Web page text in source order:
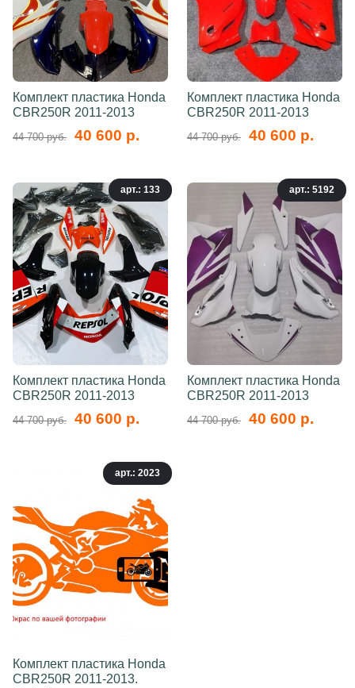
Комплект пластика Honda
CBR250R 2011-2013
44 700 руб. 40 600 р.
Комплект пластика Honda
CBR250R 2011-2013
44 700 руб. 40 600 р.
арт.: 133
Комплект пластика Honda
CBR250R 2011-2013
44 700 руб. 40 600 р.
арт.: 5192
Комплект пластика Honda
CBR250R 2011-2013
44 700 руб. 40 600 р.
арт.: 2023
Комплект пластика Honda
CBR250R 2011-2013.